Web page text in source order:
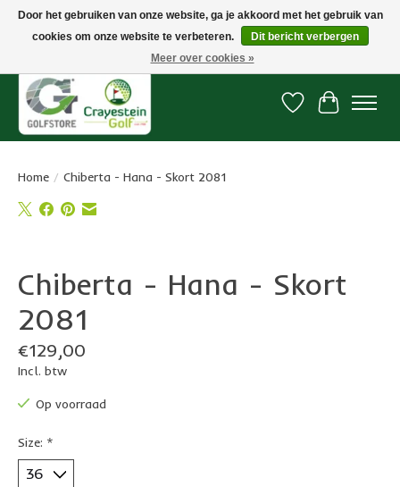
Snelle levering, gratis vanaf € 100. Onze oncourse Golfshop in Dordrecht is
Verlanglijst
Home / Chiberta - Hana - Skort 2081
Chiberta - Hana - Skort
2081
€129,00
Incl. btw
Op voorraad
Size: *
Door het gebruiken van onze website, ga je akkoord met het gebruik van
cookies om onze website te verbeteren.
Dit bericht verbergen
Meer over cookies »